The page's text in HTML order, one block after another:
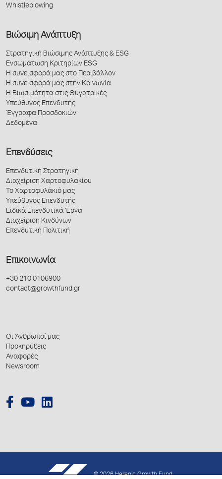
Whistleblowing
Βιώσιμη Ανάπτυξη
Στρατηγική Βιώσιμης Ανάπτυξης & ESG
Ενσωμάτωση Κριτηρίων ESG
Η συνεισφορά μας στο Περιβάλλον
Η συνεισφορά μας στην Κοινωνία
Η Βιωσιμότητα στις Θυγατρικές
Υπεύθυνος Επενδυτής
Έγγραφα Προσδοκιών
Δεδομένα
Επενδύσεις
Επενδυτική Στρατηγική
Διαχείριση Χαρτοφυλακίου
Το Χαρτοφυλάκιό μας
Υπεύθυνος Επενδυτής
Ειδικά Επενδυτικά Έργα
Διαχείριση Κινδύνων
Επενδυτική Πολιτική
Επικοινωνία
+30 210 0106900
contact@growthfund.gr
Οι Άνθρωποί μας
Προκηρύξεις
Αναφορές
Newsroom
© 2026 Hellenic Growth Fund.